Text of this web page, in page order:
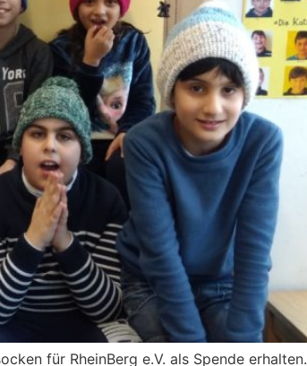
für RheinBerg e.V. als Spende erhalten.